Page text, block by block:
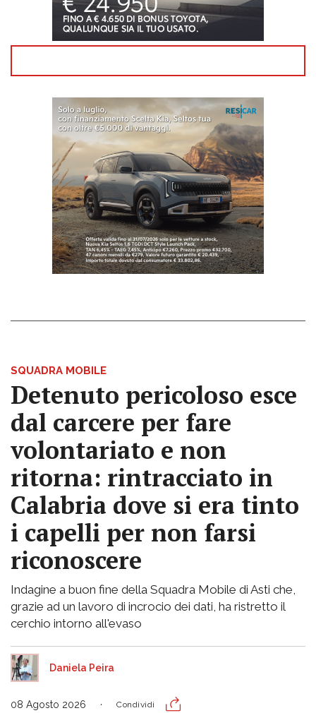
SQUADRA MOBILE
Detenuto pericoloso esce
dal carcere per fare
volontariato e non
ritorna: rintracciato in
Calabria dove si era tinto
i capelli per non farsi
riconoscere
Indagine a buon fine della Squadra Mobile di Asti che,
grazie ad un lavoro di incrocio dei dati, ha ristretto il
cerchio intorno all'evaso
Daniela Peira
08 Agosto 2026 Condividi